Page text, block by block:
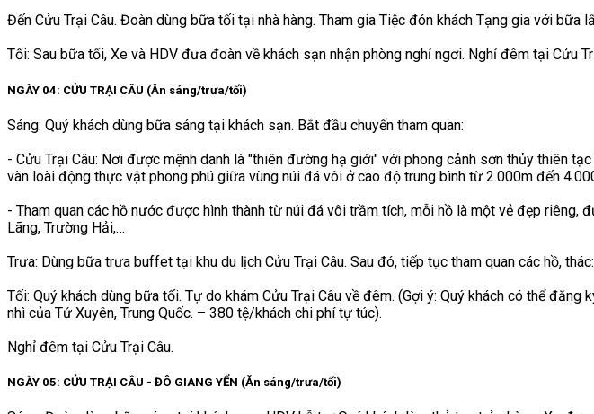
Đến Cửu Trại Câu. Đoàn dùng bữa tối tại nhà hàng. Tham gia Tiệc đón khách Tạng gia với bữa
Tối: Sau bữa tối, Xe và HDV đưa đoàn về khách sạn nhận phòng nghỉ ngơi. Nghỉ đêm tại Cửu
NGÀY 04: CỬU TRẠI CÂU (Ăn sáng/trưa/tối)
Sáng: Quý khách dùng bữa sáng tại khách sạn. Bắt đầu chuyến tham quan:
- Cửu Trại Câu: Nơi được mệnh danh là "thiên đường hạ giới" với phong cảnh sơn thủy thiên
vàn loài động thực vật phong phú giữa vùng núi đá vôi ở cao độ trung bình từ 2.000m đến
- Tham quan các hồ nước được hình thành từ núi đá vôi trầm tích, mỗi hồ là một vẻ đẹp
Lãng, Trường Hải,…
Trưa: Dùng bữa trưa buffet tại khu du lịch Cửu Trại Câu. Sau đó, tiếp tục tham quan các hồ,
Tối: Quý khách dùng bữa tối. Tự do khám Cửu Trại Câu về đêm. (Gợi ý: Quý khách có thể
nhì của Tứ Xuyên, Trung Quốc. – 380 tệ/khách chi phí tự túc).
Nghỉ đêm tại Cửu Trại Câu.
NGÀY 05: CỬU TRẠI CÂU - ĐÔ GIANG YỂN (Ăn sáng/trưa/tối)